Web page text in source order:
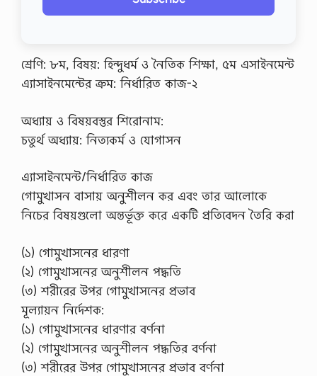
শ্রেণি: ৮ম, বিষয়: হিন্দুধর্ম ও নৈতিক শিক্ষা, ৫ম এসাইনমেন্ট
এ্যাসাইনমেন্টের ক্রম: নির্ধারিত কাজ-২
অধ্যায় ও বিষয়বস্তুর শিরােনাম:
চতুর্থ অধ্যায়: নিত্যকর্ম ও যােগাসন
এ্যাসাইনমেন্ট/নির্ধারিত কাজ
গােমুখাসন বাসায় অনুশীলন কর এবং তার আলােকে
নিচের বিষয়গুলাে অন্তর্ভূক্ত করে একটি প্রতিবেদন তৈরি করা
(১) গােমুখাসনের ধারণা
(২) গােমুখাসনের অনুশীলন পদ্ধতি
(৩) শরীরের উপর গােমুখাসনের প্রভাব
মূল্যায়ন নির্দেশক:
(১) গােমুখাসনের ধারণার বর্ণনা
(২) গােমুখাসনের অনুশীলন পদ্ধতির বর্ণনা
(৩) শরীরের উপর গােমুখাসনের প্রভাব বর্ণনা